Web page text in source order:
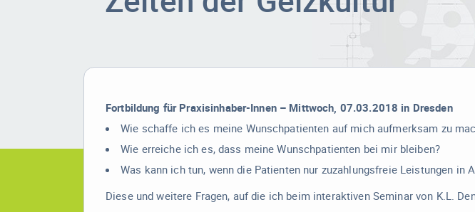
Fortbildung für Praxisinhaber-Innen – Mittwoch, 07.03.2018 in Dresden
Wie schaffe ich es meine Wunschpatienten auf mich aufmerksam zu
Wie erreiche ich es, dass meine Wunschpatienten bei mir bleiben?
Was kann ich tun, wenn die Patienten nur zuzahlungsfreie Leistungen in
Diese und weitere Fragen, auf die ich beim interaktiven Seminar von K.L.